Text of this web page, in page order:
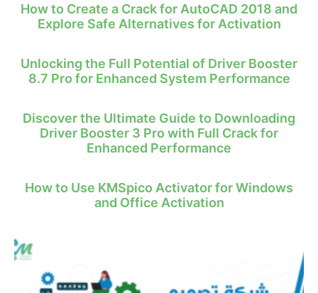
How to Create a Crack for AutoCAD 2018 and
Explore Safe Alternatives for Activation
Unlocking the Full Potential of Driver Booster
8.7 Pro for Enhanced System Performance
Discover the Ultimate Guide to Downloading
Driver Booster 3 Pro with Full Crack for
Enhanced Performance
How to Use KMSpico Activator for Windows
and Office Activation